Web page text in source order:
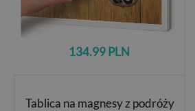
134.99 PLN
Tablica na magnesy z podróży